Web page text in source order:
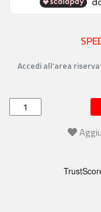
Accedi all’area